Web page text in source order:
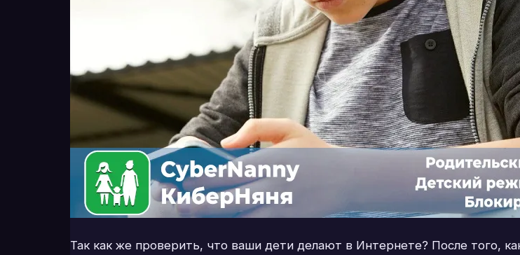
Так как же проверить, что ваши дети делают в Интернете? После того,